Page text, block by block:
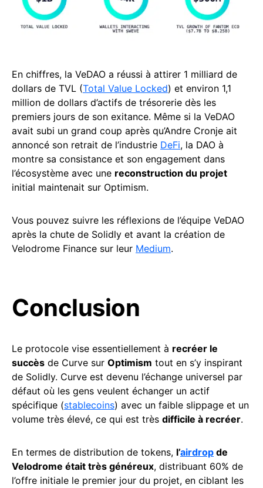
En chiffres, la VeDAO a réussi à attirer 1 milliard de
dollars de TVL (Total Value Locked) et environ 1,1
million de dollars d’actifs de trésorerie dès les
premiers jours de son exitance. Même si la VeDAO
avait subi un grand coup après qu’Andre Cronje ait
annoncé son retrait de l’industrie DeFi, la DAO à
montre sa consistance et son engagement dans
l’écosystème avec une reconstruction du projet
initial maintenait sur Optimism.
Vous pouvez suivre les réflexions de l’équipe VeDAO
après la chute de Solidly et avant la création de
Velodrome Finance sur leur Medium.
Conclusion
Le protocole vise essentiellement à recréer le
succès de Curve sur Optimism tout en s’y inspirant
de Solidly. Curve est devenu l’échange universel par
défaut où les gens veulent échanger un actif
spécifique (stablecoins) avec un faible slippage et un
volume très élevé, ce qui est très difficile à recréer.
En termes de distribution de tokens, l’airdrop de
Velodrome était très généreux, distribuant 60% de
l’offre initiale le premier jour du projet, en ciblant les